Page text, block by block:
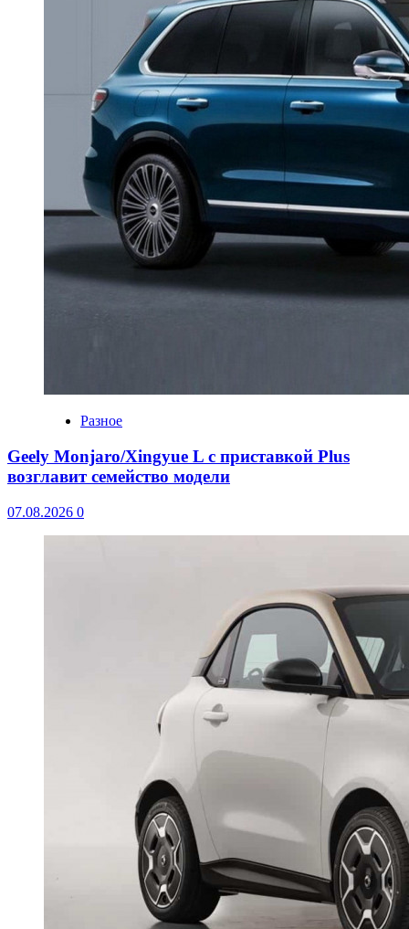
Разное
Geely Monjaro/Xingyue L с приставкой Plus
возглавит семейство модели
07.08.2026 0